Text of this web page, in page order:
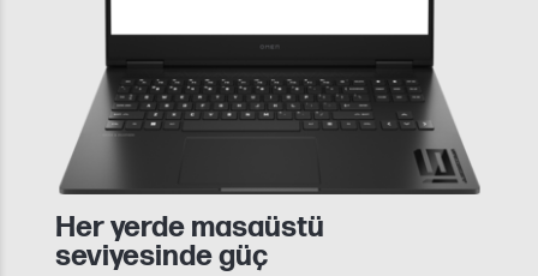
Her yerde masaüstü
seviyesinde güç